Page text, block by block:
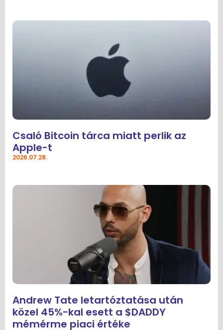
Csaló Bitcoin tárca miatt perlik az
Apple-t
2026.07.28.
Andrew Tate letartóztatása után
közel 45%-kal esett a $DADDY
mémérme piaci értéke